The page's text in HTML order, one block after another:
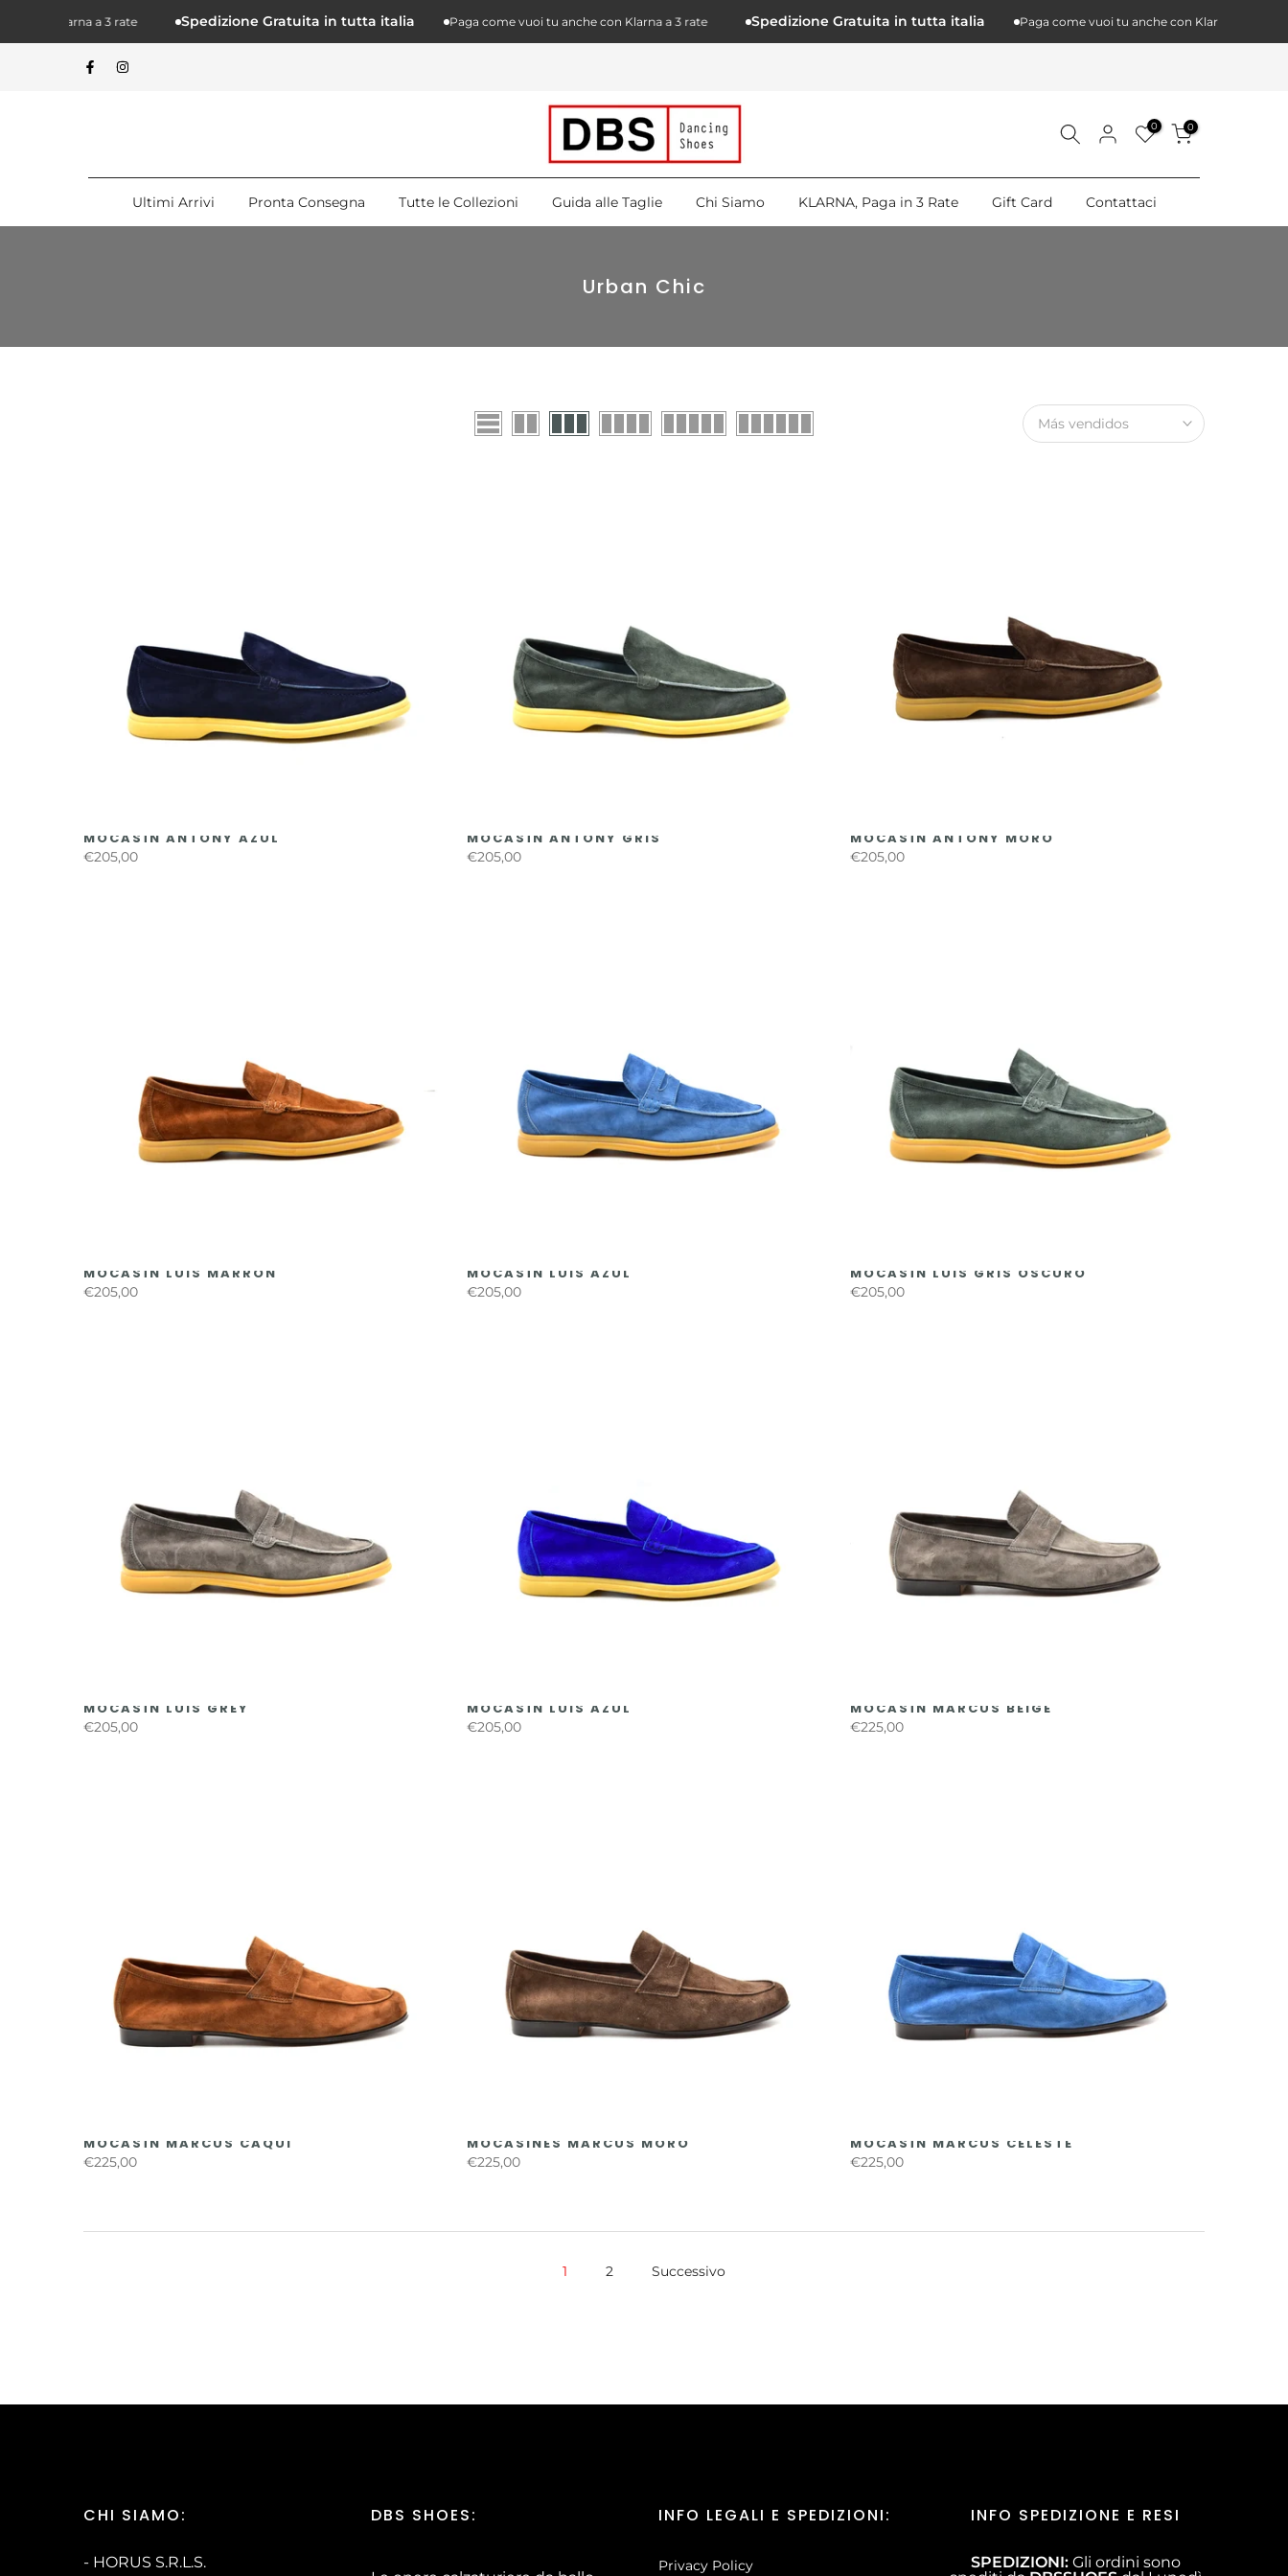
alcontenuto
con Klarna a 3 rate Spedizione Gratuita in tutta italia Paga come vuoi tu anche con Klarna a 3 rate Spedizione Gratuita in tutta italia Paga come vuoi tu anche con Klarna a 3 rate
0 0
Ultimi Arrivi Pronta Consegna Tutte le Collezioni Guida alle Taglie Chi Siamo KLARNA, Paga in 3 Rate Gift Card Contattaci
Urban Chic
Más vendidos
MOCASÍN ANTONY AZUL
€205,00
MOCASÍN ANTONY GRIS
€205,00
MOCASÍN ANTONY MORO
€205,00
MOCASÍN LUIS MARRÓN
€205,00
MOCASÍN LUIS AZUL
€205,00
MOCASÍN LUIS GRIS OSCURO
€205,00
MOCASÍN LUIS GREY
€205,00
MOCASÍN LUIS AZUL
€205,00
MOCASÍN MARCUS BEIGE
€225,00
MOCASÍN MARCUS CAQUI
€225,00
MOCASINES MARCUS MORO
€225,00
MOCASÍN MARCUS CELESTE
€225,00
1 2 Successivo
CHI SIAMO:
- HORUS S.R.L.S.
DBS SHOES: INFO LEGALI E SPEDIZIONI:
Privacy Policy
INFO SPEDIZIONE E RESI
SPEDIZIONI:Gli ordini sono